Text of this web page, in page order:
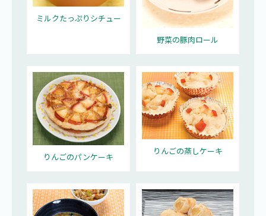
ミルクたっぷりシチュー
野菜の豚肉ロール
りんごのパンケーキ
りんごの蒸しケーキ